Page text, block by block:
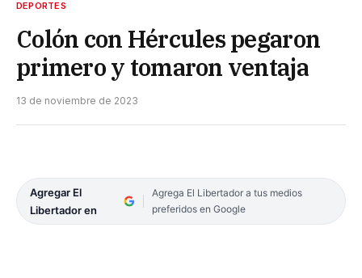
DEPORTES
Colón con Hércules pegaron
primero y tomaron ventaja
13 de noviembre de 2023
Agregar El
Libertador en
Agrega El Libertador a tus medios
preferidos en Google